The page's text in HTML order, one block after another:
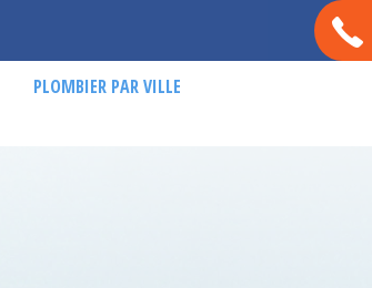
PLOMBIER PAR VILLE